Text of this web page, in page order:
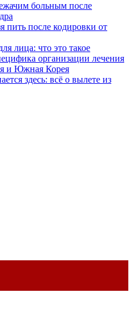
больным после
пить после кодировки от
лица: что это такое
организации лечения
и Южная Корея
здесь: всё о вылете из